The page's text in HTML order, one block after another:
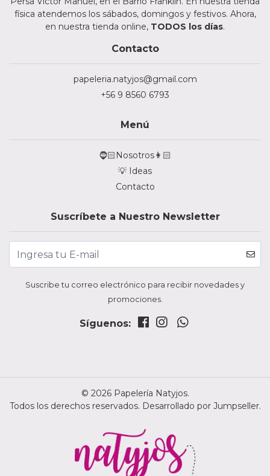
física atendemos los sábados, domingos y festivos. Ahora,
en nuestra tienda online, TODOS los días.
Contacto
papeleria.natyjos@gmail.com
+56 9 8560 6793
Menú
🧔🏻Nosotros👩🏻
💡 Ideas
Contacto
Suscríbete a Nuestro Newsletter
Suscribe tu correo electrónico para recibir novedades y
promociones.
Síguenos:
© 2026 Papelería Natyjos.
Todos los derechos reservados. Desarrollado por Jumpseller.